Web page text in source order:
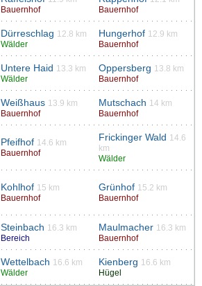
Bauernhof
Bauernhof
Dürreschlag 12.8 km
Wälder
Hungerhof 12.9 km
Bauernhof
Untere Haid 13.3 km
Wälder
Oppersberg 13.8 km
Bauernhof
Weißhaus 13.9 km
Bauernhof
Mutschach 14 km
Bauernhof
Pfeifhof 14.6 km
Bauernhof
Frickinger Wald 14.6
km
Wälder
Kohlhof 15 km
Bauernhof
Grünhof 15.2 km
Bauernhof
Steinbach 16.3 km
Bereich
Maulmacher 16.3 km
Bauernhof
Wettelbach 16.6 km
Wälder
Kienberg 16.6 km
Hügel